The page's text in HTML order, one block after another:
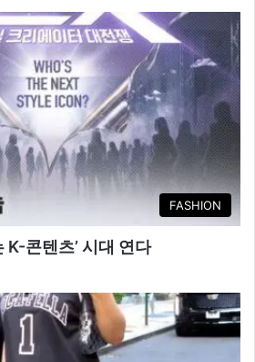
FASHION
K-콘텐츠’ 시대 연다